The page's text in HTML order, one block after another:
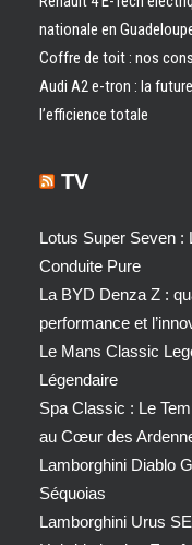
nationale en
Coffre de toit : nos
Audi A2 e-tron : la
l’efficience totale
TV
Lotus Super Seven :
Conduite Pure
La BYD Denza Z :
performance et
Le Mans Classic
Légendaire
Spa Classic : Le
au Cœur des
Lamborghini Diablo
Séquoias
Lamborghini Urus